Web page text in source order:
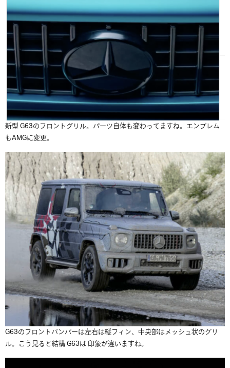
新型 G63のフロントグリル。パーツ自体も変わってますね。エンブレム
もAMGに変更。
G63のフロントバンパーは左右は縦フィン、中央部はメッシュ状のグリ
ル。こう見ると結構 G63は 印象が違いますね。